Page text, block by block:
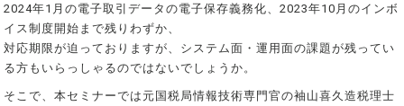
2024年1月の電子取引データの電子保存義務化、2023年10月のインボ
イス制度開始まで残りわずか、
対応期限が迫っておりますが、システム面・運用面の課題が残ってい
る方もいらっしゃるのではないでしょうか。
そこで、本セミナーでは元国税局情報技術専門官の袖山喜久造税理士